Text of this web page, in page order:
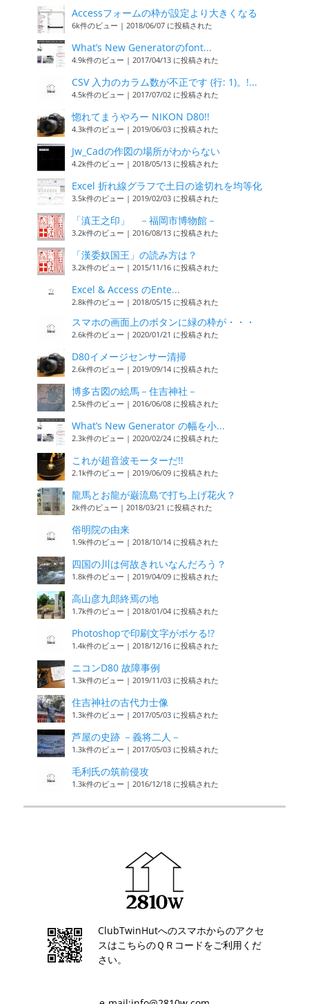
Accessフォームの枠が設定より大きくなる
6k件のビュー | 2018/06/07 に投稿された
What’s New Generatorのfont...
4.9k件のビュー | 2017/04/13 に投稿された
CSV 入力のカラム数が不正です (行: 1)。!...
4.5k件のビュー | 2017/07/02 に投稿された
惚れてまうやろー NIKON D80!!
4.3k件のビュー | 2019/06/03 に投稿された
Jw_Cadの作図の場所がわからない
4.2k件のビュー | 2018/05/13 に投稿された
Excel 折れ線グラフで土日の途切れを均等化
3.5k件のビュー | 2019/02/03 に投稿された
「滇王之印」 －福岡市博物館－
3.2k件のビュー | 2016/08/13 に投稿された
「漢委奴国王」の読み方は？
3.2k件のビュー | 2015/11/16 に投稿された
Excel & Access のEnte...
2.8k件のビュー | 2018/05/15 に投稿された
スマホの画面上のボタンに緑の枠が・・・
2.6k件のビュー | 2020/01/21 に投稿された
D80イメージセンサー清掃
2.6k件のビュー | 2019/09/14 に投稿された
博多古図の絵馬－住吉神社－
2.5k件のビュー | 2016/06/08 に投稿された
What’s New Generator の幅を小...
2.3k件のビュー | 2020/02/24 に投稿された
これが超音波モーターだ!!
2.1k件のビュー | 2019/06/09 に投稿された
龍馬とお龍が巌流島で打ち上げ花火？
2k件のビュー | 2018/03/21 に投稿された
俗明院の由来
1.9k件のビュー | 2018/10/14 に投稿された
四国の川は何故きれいなんだろう？
1.8k件のビュー | 2019/04/09 に投稿された
高山彦九郎終焉の地
1.7k件のビュー | 2018/01/04 に投稿された
Photoshopで印刷文字がボケる!?
1.4k件のビュー | 2018/12/16 に投稿された
ニコンD80 故障事例
1.3k件のビュー | 2019/11/03 に投稿された
住吉神社の古代力士像
1.3k件のビュー | 2017/05/03 に投稿された
芦屋の史跡 －義将二人－
1.3k件のビュー | 2017/05/03 に投稿された
毛利氏の筑前侵攻
1.3k件のビュー | 2016/12/18 に投稿された
ClubTwinHutへのスマホからのアクセ
スはこちらのＱＲコードをご利用くだ
さい。